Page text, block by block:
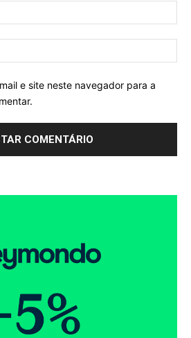
e site neste navegador para a